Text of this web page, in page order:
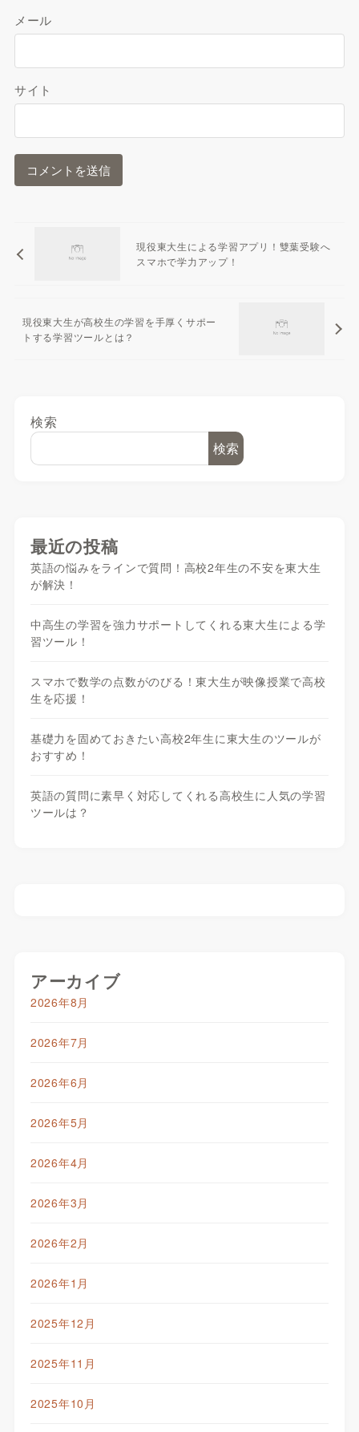
メール
サイト
現役東大生による学習アプリ！雙葉受験へ
スマホで学力アップ！
現役東大生が高校生の学習を手厚くサポー
トする学習ツールとは？
検索
検索
最近の投稿
英語の悩みをラインで質問！高校2年生の不安を東大生
が解決！
中高生の学習を強力サポートしてくれる東大生による学
習ツール！
スマホで数学の点数がのびる！東大生が映像授業で高校
生を応援！
基礎力を固めておきたい高校2年生に東大生のツールが
おすすめ！
英語の質問に素早く対応してくれる高校生に人気の学習
ツールは？
アーカイブ
2026年8月
2026年7月
2026年6月
2026年5月
2026年4月
2026年3月
2026年2月
2026年1月
2025年12月
2025年11月
2025年10月